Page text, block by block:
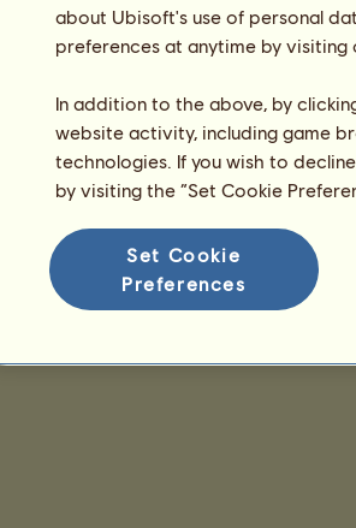
about Ubisoft's use of personal
preferences at anytime by
In addition to the above, by
website activity, including game
technologies. If you wish to
by visiting the “Set Cookie
Set Cookie
Preferences